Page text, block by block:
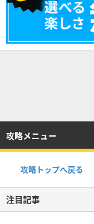
攻略メニュー
攻略トップへ戻る
注目記事